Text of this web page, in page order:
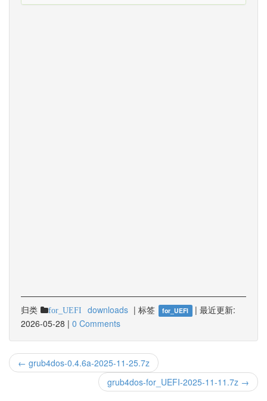
归类 for_UEFI downloads | 标签 for_UEFI | 最近更新:
2026-05-28 | 0 Comments
← grub4dos-0.4.6a-2025-11-25.7z
grub4dos-for_UEFI-2025-11-11.7z →